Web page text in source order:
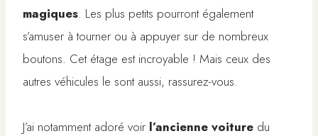
magiques. Les plus petits pourront également
s’amuser à tourner ou à appuyer sur de nombreux
boutons. Cet étage est incroyable ! Mais ceux des
autres véhicules le sont aussi, rassurez-vous.
J’ai notamment adoré voir l’ancienne voiture du